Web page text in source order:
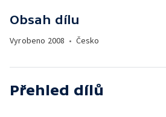
Obsah dílu
Vyrobeno 2008 • Česko
Přehled dílů